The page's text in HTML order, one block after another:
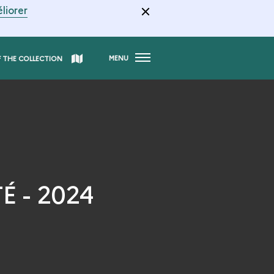
THE COLLECTION MENU
- 2024